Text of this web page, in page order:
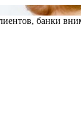
банки